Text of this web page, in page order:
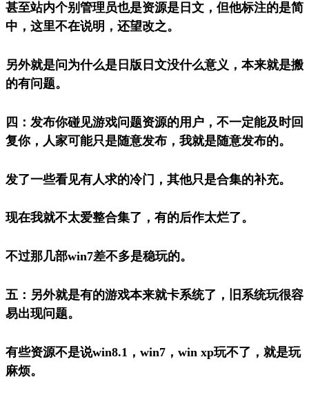
甚至站内个别管理员也是资源是日文，但他标注的是简
中，这里不在说明，还望改之。
另外就是问为什么是日版日文没什么意义，本来就是搬
的有问题。
四：发布你碰见游戏问题资源的用户，不一定能及时回
复你，人家可能只是随意发布，我就是随意发布的。
发了一些看见有人求的冷门，其他只是合集的补充。
现在我就不太爱整合集了，有的后作太烂了。
不过那几部win7差不多是稳玩的。
五：另外就是有的游戏本来就卡系统了，旧系统玩很容
易出现问题。
有些资源不是说win8.1，win7，win xp玩不了，就是玩
麻烦。